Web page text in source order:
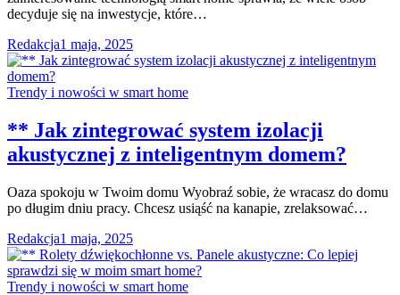
decyduje się na inwestycje, które…
Redakcja1 maja, 2025
Trendy i nowości w smart home
** Jak zintegrować system izolacji
akustycznej z inteligentnym domem?
Oaza spokoju w Twoim domu Wyobraź sobie, że wracasz do domu
po długim dniu pracy. Chcesz usiąść na kanapie, zrelaksować…
Redakcja1 maja, 2025
Trendy i nowości w smart home